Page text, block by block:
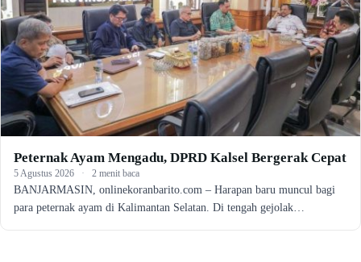
Peternak Ayam Mengadu, DPRD Kalsel Bergerak Cepat
5 Agustus 2026 · 2 menit baca
BANJARMASIN, onlinekoranbarito.com – Harapan baru muncul bagi
para peternak ayam di Kalimantan Selatan. Di tengah gejolak…